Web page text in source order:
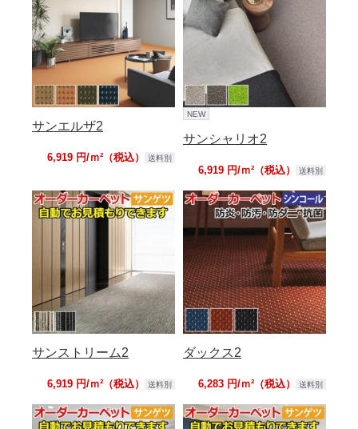
サンエルザ2
6,919 円/ｍ²（税込） 送料別
NEW
サンシャリオ2
6,919 円/ｍ²（税込） 送料別
サンストリーム2
6,919 円/ｍ²（税込） 送料別
ダックス2
6,283 円/ｍ²（税込） 送料別